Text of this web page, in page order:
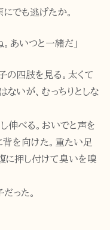
にでも逃げたか。
あいつと一緒だ」
四肢を見る。太くて
ないが、むっちりとしな
伸べる。おいでと声を
を向けた。重たい足
に押し付けて臭いを嗅
った。